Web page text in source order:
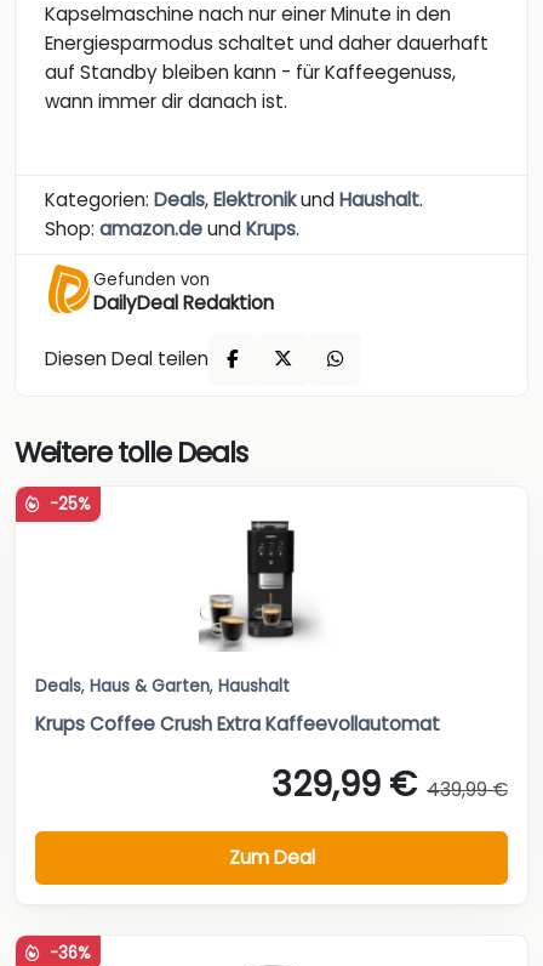
Kapselmaschine nach nur einer Minute in den
Energiesparmodus schaltet und daher dauerhaft
auf Standby bleiben kann - für Kaffeegenuss,
wann immer dir danach ist.
Kategorien: Deals,ElektronikundHaushalt.
Shop: amazon.deundKrups.
Gefunden von
DailyDeal Redaktion
Diesen Deal teilen
Weitere tolle Deals
-25%
Deals, Haus & Garten, Haushalt
Krups Coffee Crush Extra Kaffeevollautomat
329,99 € 439,99 €
Zum Deal
-36%